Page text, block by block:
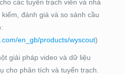
các tuyển trạch viên và nhà
đánh giá và so sánh cầu
en_gb/products/wyscout)
giải pháp video và dữ liệu
cho phân tích và tuyển trạch.